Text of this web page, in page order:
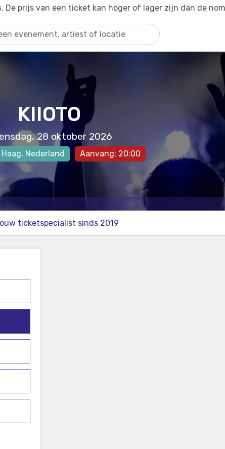
De prijs van een ticket kan hoger of lager zijn dan de
KIIOTO
28 oktober 2026
, Nederland Aanvang: 20:00
ticketspecialist sinds 2019